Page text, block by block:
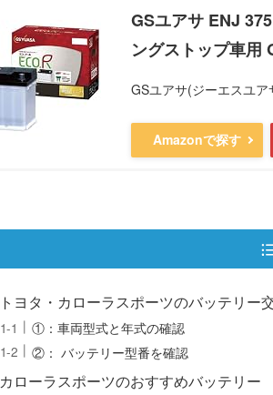
GSユアサ ENJ
ングストップ車用
GSユアサ(ジーエスユア
Amazonで探す
トヨタ・カローラスポーツのバッテリー
①：車両型式と年式の確認
②： バッテリー型番を確認
カローラスポーツのおすすめバッテリー